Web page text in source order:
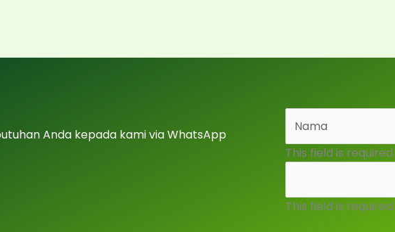
Anda kepada kami via WhatsApp
This field is required.
This field is required.